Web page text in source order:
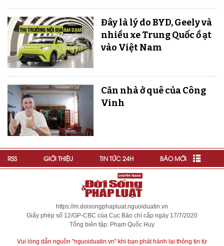
Đây là lý do BYD, Geely và
nhiều xe Trung Quốc ồ ạt
vào Việt Nam
Căn nhà ở quê của Công
Vinh
RSS GIỚI THIỆU TIN TỨC 24H BÁO MỚI
https://m.doisongphapluat.nguoiduatin.vn
Giấy phép số 12/GP-CBC của Cục Báo chí cấp ngày 17/7/2020
Tổng biên tập: Phạm Quốc Huy
Vui lòng dẫn nguồn "nguoiduatin.vn" khi bạn phát hành lại thông tin từ